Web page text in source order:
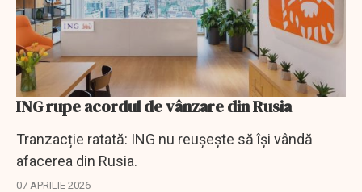
ING rupe acordul de vânzare din Rusia
Tranzacție ratată: ING nu reușește să își vândă
afacerea din Rusia.
07 APRILIE 2026